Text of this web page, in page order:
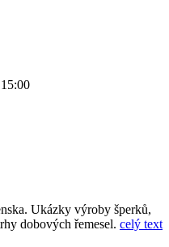
Ukázky výroby šperků,
dobových řemesel. celý text